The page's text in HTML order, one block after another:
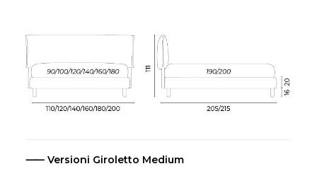
⸺ Versioni Giroletto Medium